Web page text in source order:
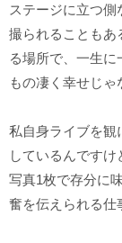
ステージに立つ
撮られることもあ
る場所で、一生
もの凄く幸せじゃ
私自身ライブを観
しているんです
写真1枚で存分に
奮を伝えられる仕